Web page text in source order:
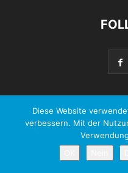
© 2026 - Zeit Verlag
Diese Website
verbessern. Mit der